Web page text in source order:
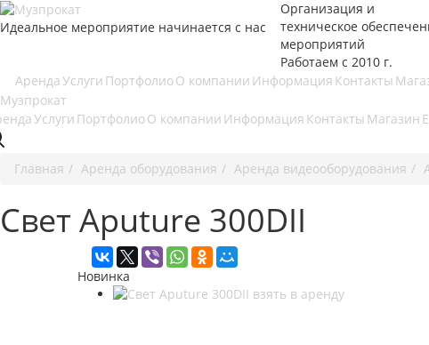
Идеальное мероприятие начинается с нас
Организация и
техническое
мероприятий
Работаем с 2010 г.
АрендаУслуги ПортфолиоО компании Информация Контакты
Услуги ПортфолиоО компании Информация Контакты Магазин
Главная Аренда оборудования Аренда видеооборудования
Свет Aputure 300DII
Новинка